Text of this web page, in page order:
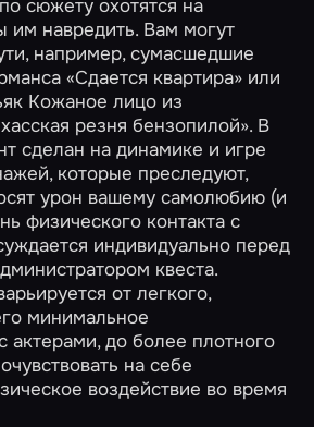
сюжету охотятся на
им навредить. Вам могут
например, сумасшедшие
«Сдается квартира» или
Кожаное лицо из
резня бензопилой». В
сделан на динамике и игре
которые преследуют,
урон вашему самолюбию (и
физического контакта с
индивидуально перед
квеста.
от легкого,
минимальное
актерами, до более плотного
на себе
воздействие во время